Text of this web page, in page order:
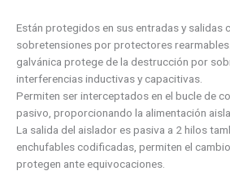
Están protegidos en sus entradas y salidas
sobretensiones por protectores
galvánica protege de la destrucción por
interferencias inductivas y capacitivas.
Permiten ser interceptados en el bucle de
pasivo, proporcionando la alimentación
La salida del aislador es pasiva a 2 hilos
enchufables codificadas, permiten el
protegen ante equivocaciones.